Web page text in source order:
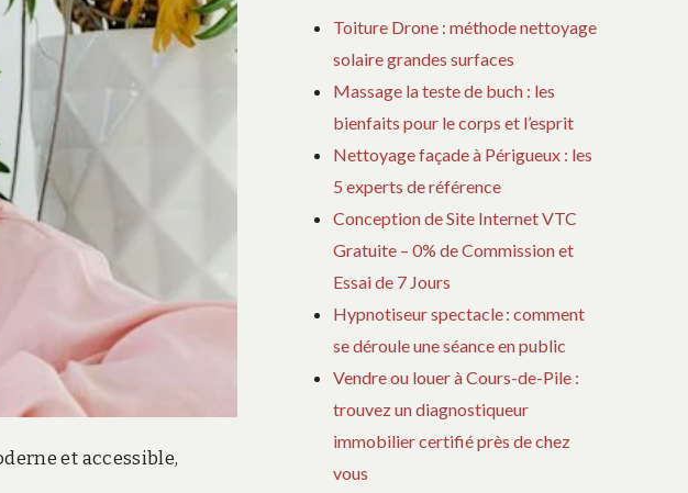
et accessible,
Toiture Drone : méthode nettoyage
solaire grandes surfaces
Massage la teste de buch : les
bienfaits pour le corps et l’esprit
Nettoyage façade à Périgueux : les
5 experts de référence
Conception de Site Internet VTC
Gratuite – 0% de Commission et
Essai de 7 Jours
Hypnotiseur spectacle : comment
se déroule une séance en public
Vendre ou louer à Cours-de-Pile :
trouvez un diagnostiqueur
immobilier certifié près de chez
vous